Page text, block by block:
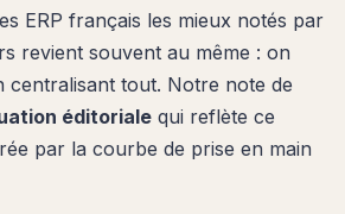
ERP français les mieux notés par
revient souvent au même : on
centralisant tout. Notre note de
éditoriale qui reflète ce
par la courbe de prise en main